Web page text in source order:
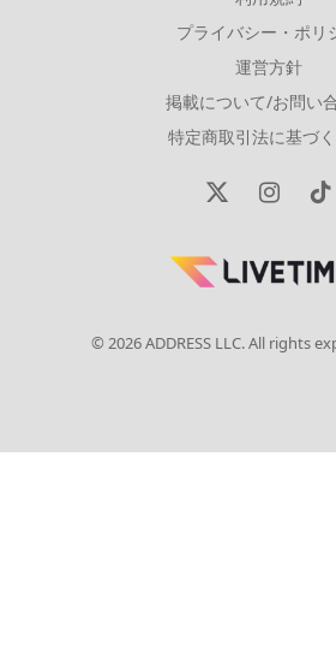
プライバシー・ポリ
運営方針
掲載について/お問い
特定商取引法に基づ
X
© 2026 ADDRESS LLC. All rights